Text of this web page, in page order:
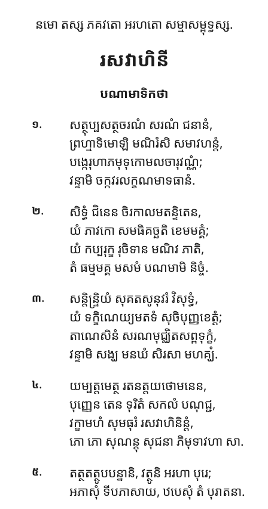
នមោ តស្ស ភគវតោ អរហតោ សម្មាសម្ពុទ្ធស្ស.
រសវាហិនី
បណាមាទិកថា
១. សត្ថុប្បសត្ថចរណំ សរណំ ជនានំ,
ព្រហ្មាទិមោឡិ មណិរំសិ សមាវហន្តំ,
បង្កេរុហាភមុទុកោមលចារុវណ្ណំ;
វន្ទាមិ ចក្កវរលក្ខណមាទធានំ.
២.
សិទ្ធំ ជិនេន ចិរកាលមតន្ទិតេន,
យំ ភាវកោ សមធិគច្ឆតិ ខេមមគ្គំ;
យំ កប្បរុក្ខ រុចិទាន មណិវ ភាតិ,
តំ ធម្មមគ្គ មសមំ បណមាមិ និច្ចំ.
៣.
សន្តិន្ទ្រិយំ សុគតសូនុវរំ វិសុទ្ធំ,
យំ ទក្ខិណេយ្យមតទំ សុចិបុញ្ញខេត្តំ;
តាណេសិនំ សរណមុជ្ឈិតសព្ពទុក្ខំ,
វន្ទាមិ សង្ឃ មនឃំ សិរសា មហគ្ឃំ.
៤.
យម្បត្តមេត្ថ រតនត្តយថោមនេន,
បុញ្ញេន តេន ទុរិតំ សកលំ បណុជ្ជ,
វក្ខាមហំ សុមធុរំ រសវាហិនិន្តំ,
ភោ ភោ សុណន្តុ សុជនា ភិមុទាវហា សា.
៥. តត្ថតត្ថូបបន្នានិ, វត្ថូនិ អរហា បុរេ;
អភាសុំ ទីបភាសាយ, ឋបេសុំ តំ បុរាតនា.